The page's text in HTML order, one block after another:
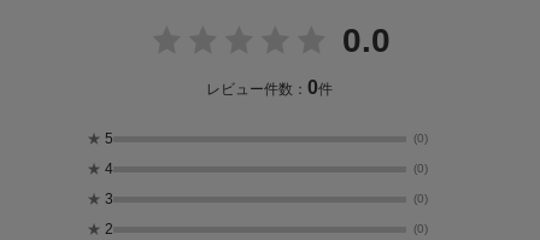
0.0
レビュー件数：0件
★ 5 (0)
★ 4 (0)
★ 3 (0)
★ 2 (0)